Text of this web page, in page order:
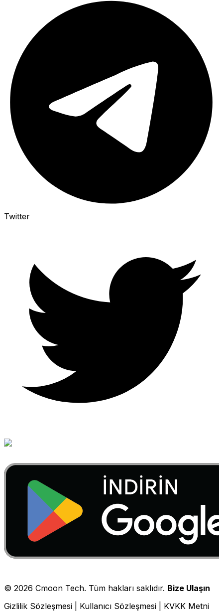
Twitter
© 2026 Cmoon Tech. Tüm hakları saklıdır. Bize Ulaşın
Gizlilik Sözleşmesi
Kullanıcı Sözleşmesi KVKK Metni